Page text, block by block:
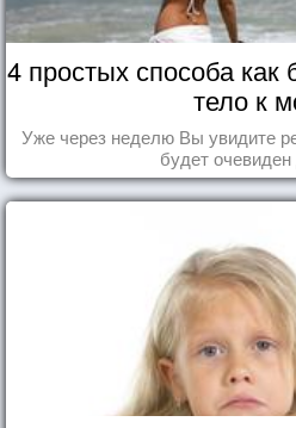
4 простых способа как
тело к
Уже через неделю Вы увидите
будет